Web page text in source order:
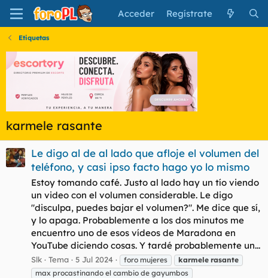
Acceder Regístrate
Etiquetas
karmele rasante
Le digo al de al lado que afloje el volumen del
teléfono, y casi ipso facto hago yo lo mismo
Estoy tomando café. Justo al lado hay un tío viendo
un video con el volumen considerable. Le digo
"disculpa, puedes bajar el volumen?". Me dice que sí,
y lo apaga. Probablemente a los dos minutos me
encuentro uno de esos vídeos de Maradona en
YouTube diciendo cosas. Y tardé probablemente un...
Slk Tema 5 Jul 2024 foro mujeres karmele rasante
max procastinando el cambio de gayumbos